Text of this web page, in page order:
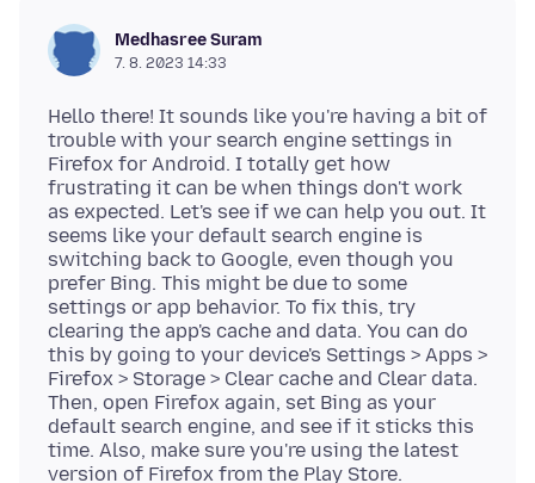
Medhasree Suram
7. 8. 2023 14:33
Hello there! It sounds like you're having a bit of
trouble with your search engine settings in
Firefox for Android. I totally get how
frustrating it can be when things don't work
as expected. Let's see if we can help you out. It
seems like your default search engine is
switching back to Google, even though you
prefer Bing. This might be due to some
settings or app behavior. To fix this, try
clearing the app's cache and data. You can do
this by going to your device's Settings > Apps >
Firefox > Storage > Clear cache and Clear data.
Then, open Firefox again, set Bing as your
default search engine, and see if it sticks this
time. Also, make sure you're using the latest